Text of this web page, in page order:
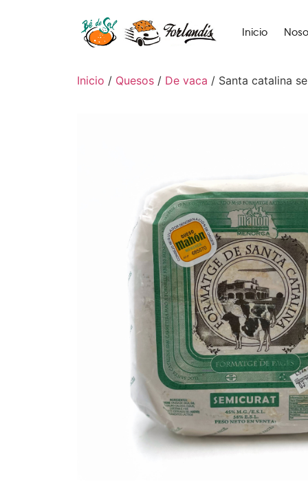
Inicio
Inicio / Quesos / De vaca / Santa catalina